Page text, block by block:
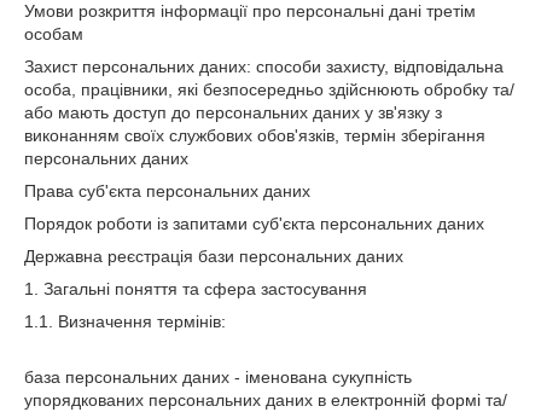
Умови розкриття інформації про персональні дані третім
особам
Захист персональних даних: способи захисту, відповідальна
особа, працівники, які безпосередньо здійснюють обробку та/
або мають доступ до персональних даних у зв'язку з
виконанням своїх службових обов'язків, термін зберігання
персональних даних
Права суб'єкта персональних даних
Порядок роботи із запитами суб'єкта персональних даних
Державна реєстрація бази персональних даних
1. Загальні поняття та сфера застосування
1.1. Визначення термінів:
база персональних даних - іменована сукупність
упорядкованих персональних даних в електронній формі та/